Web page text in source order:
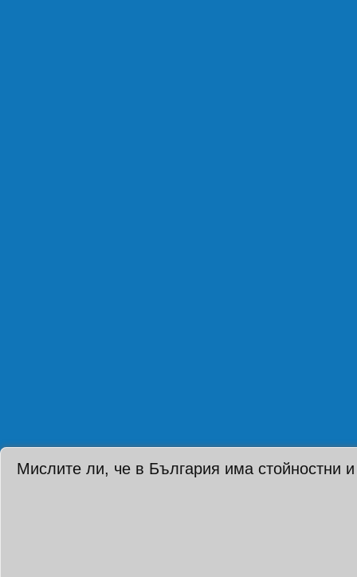
Мислите ли, че в България има стойностни